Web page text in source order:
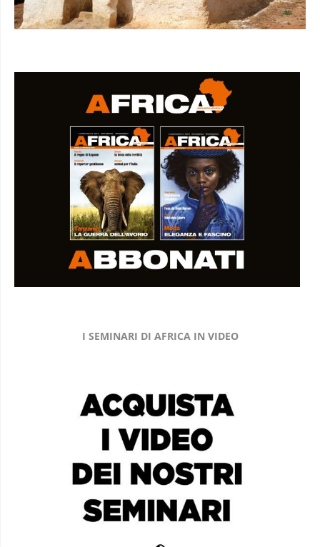
I SEMINARI DI AFRICA IN VIDEO